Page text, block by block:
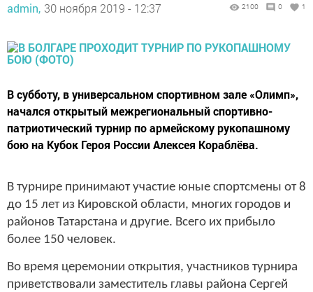
admin, 30 ноября 2019 - 12:37 2100 0 1
В субботу, в универсальном спортивном зале «Олимп»,
начался открытый межрегиональный спортивно-
патриотический турнир по армейскому рукопашному
бою на Кубок Героя России Алексея Кораблёва.
В турнире принимают участие юные спортсмены от 8
до 15 лет из Кировской области, многих городов и
районов Татарстана и другие. Всего их прибыло
более 150 человек.
Во время церемонии открытия, участников турнира
приветствовали заместитель главы района Сергей